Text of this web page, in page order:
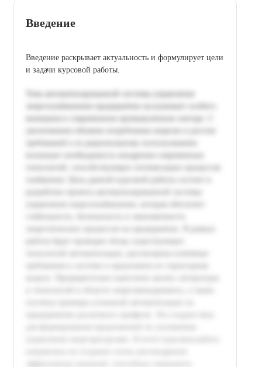
Введение
Введение раскрывает актуальность и формулирует цели
и задачи курсовой работы.